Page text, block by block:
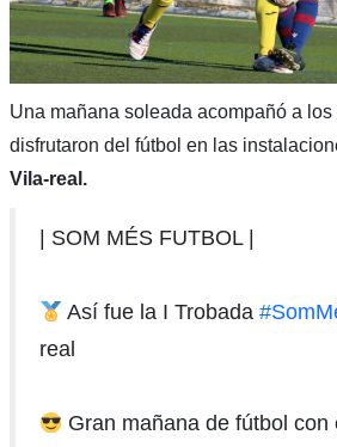
Una mañana soleada acompañó a
disfrutaron del fútbol en las
Vila-real.
| SOM MÉS FUTBOL |
Así fue la I Trobada
real
Gran mañana de fútbol con